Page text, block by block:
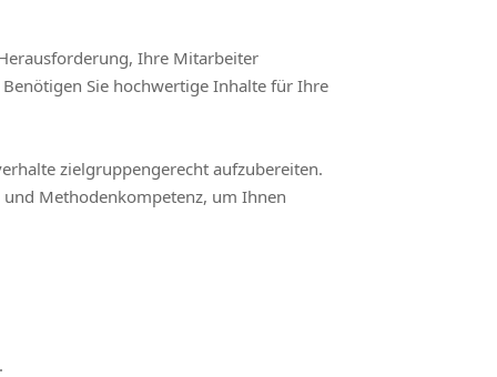
Ihre Mitarbeiter
Sie hochwertige Inhalte für Ihre
zielgruppengerecht aufzubereiten.
Methodenkompetenz, um Ihnen